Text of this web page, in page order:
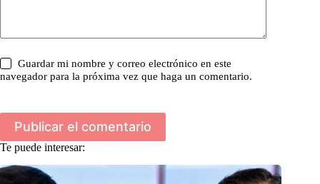
Guardar mi nombre y correo electrónico en este
navegador para la próxima vez que haga un comentario.
Publicar el comentario
Te puede interesar: